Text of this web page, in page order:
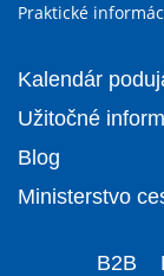
Praktické
Kalendár
Užitočné
Blog
Ministerstvo
B2B